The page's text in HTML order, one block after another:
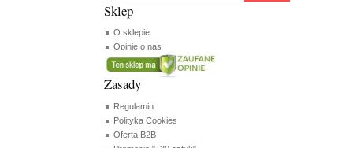
Sklep
O sklepie
Opinie o nas
Zasady
Regulamin
Polityka Cookies
Oferta B2B